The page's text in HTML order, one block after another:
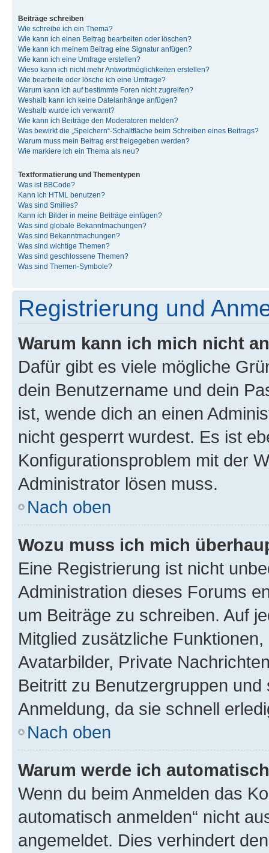
Beiträge schreiben
Wie schreibe ich ein Thema?
Wie kann ich einen Beitrag bearbeiten oder löschen?
Wie kann ich meinem Beitrag eine Signatur anfügen?
Wie kann ich eine Umfrage erstellen?
Wieso kann ich nicht mehr Antwortmöglichkeiten erstellen?
Wie bearbeite oder lösche ich eine Umfrage?
Warum kann ich auf bestimmte Foren nicht zugreifen?
Weshalb kann ich keine Dateianhänge anfügen?
Weshalb wurde ich verwarnt?
Wie kann ich Beiträge den Moderatoren melden?
Was bewirkt die „Speichern“-Schaltfläche beim Schreiben eines Beitrags?
Warum muss mein Beitrag erst freigegeben werden?
Wie markiere ich ein Thema als neu?
Textformatierung und Thementypen
Was ist BBCode?
Kann ich HTML benutzen?
Was sind Smilies?
Kann ich Bilder in meine Beiträge einfügen?
Was sind globale Bekanntmachungen?
Was sind Bekanntmachungen?
Was sind wichtige Themen?
Was sind geschlossene Themen?
Was sind Themen-Symbole?
Registrierung und
Warum kann ich mich nicht
Dafür gibt es viele mögliche
dein Benutzername und dein
ist, wende dich an einen
nicht gesperrt wurdest. Es ist
Konfigurationsproblem mit der
Administrator lösen muss.
Nach oben
Wozu muss ich mich
Eine Registrierung ist nicht
Administration dieses Forums
um Beiträge zu schreiben. Auf
Mitglied zusätzliche
Avatarbilder, Private
Beitritt zu Benutzergruppen
Anmeldung, da sie schnell
Nach oben
Warum werde ich
Wenn du beim Anmelden das
automatisch anmelden“ nicht
angemeldet. Dies verhindert